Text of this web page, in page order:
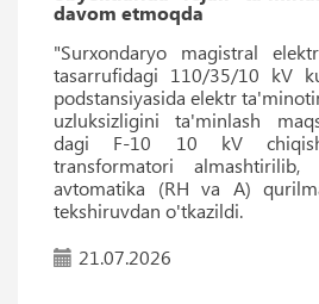
davom etmoqda
"Surxondaryo magistral
tasarrufidagi 110/35/10 kV
podstansiyasida elektr
uzluksizligini ta'minlash
dagi F-10 10 kV
transformatori
avtomatika (RH va A)
tekshiruvdan o'tkazildi.
21.07.2026